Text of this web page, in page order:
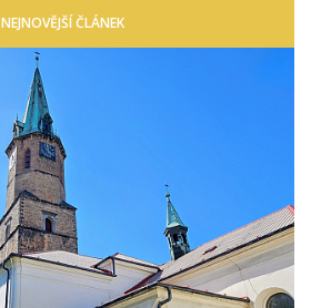
NEJNOVĚJŠÍ ČLÁNEK